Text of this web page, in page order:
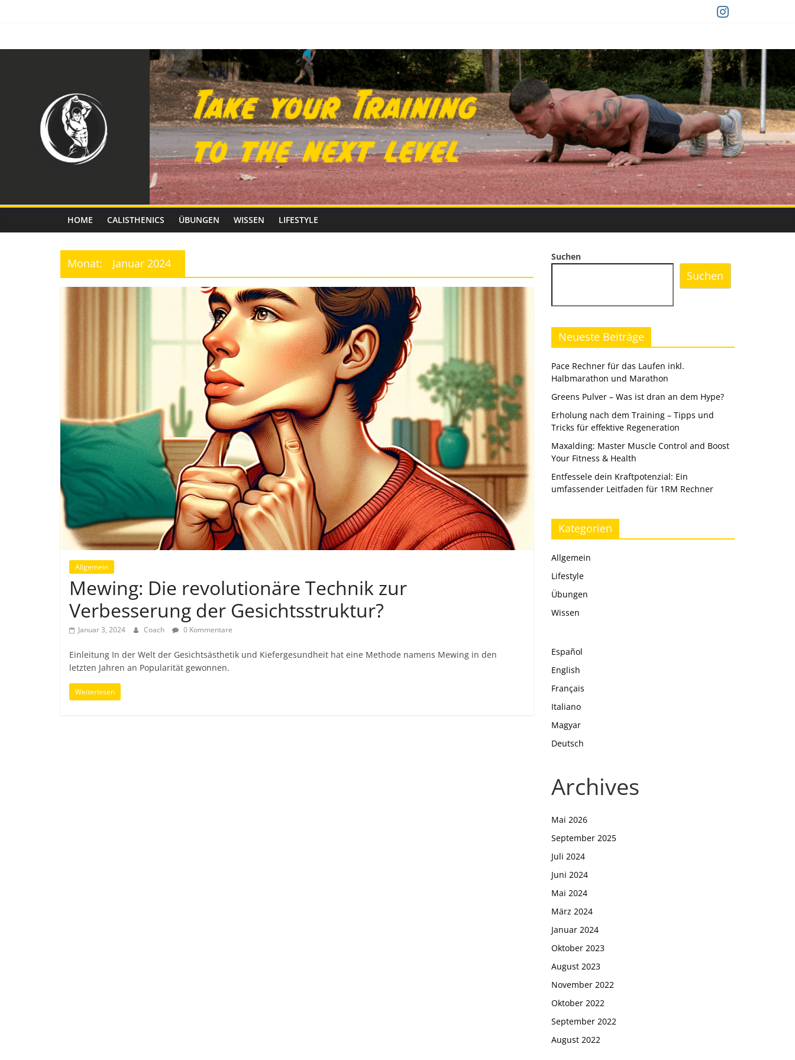
Calisthenics
HOME CALISTHENICS ÜBUNGEN WISSEN LIFESTYLE
Monat: Januar 2024
Allgemein
Mewing: Die revolutionäre Technik zur
Verbesserung der Gesichtsstruktur?
Januar 3, 2024 Coach 0 Kommentare
Einleitung In der Welt der Gesichtsästhetik und Kiefergesundheit hat eine Methode namens Mewing in den
letzten Jahren an Popularität gewonnen.
Weiterlesen
Suchen
Suchen
Neueste Beiträge
Pace Rechner für das Laufen inkl.
Halbmarathon und Marathon
Greens Pulver – Was ist dran an dem Hype?
Erholung nach dem Training – Tipps und
Tricks für effektive Regeneration
Maxalding: Master Muscle Control and Boost
Your Fitness & Health
Entfessele dein Kraftpotenzial: Ein
umfassender Leitfaden für 1RM Rechner
Kategorien
Allgemein
Lifestyle
Übungen
Wissen
Español
English
Français
Italiano
Magyar
Deutsch
Archives
Mai 2026
September 2025
Juli 2024
Juni 2024
Mai 2024
März 2024
Januar 2024
Oktober 2023
August 2023
November 2022
Oktober 2022
September 2022
August 2022